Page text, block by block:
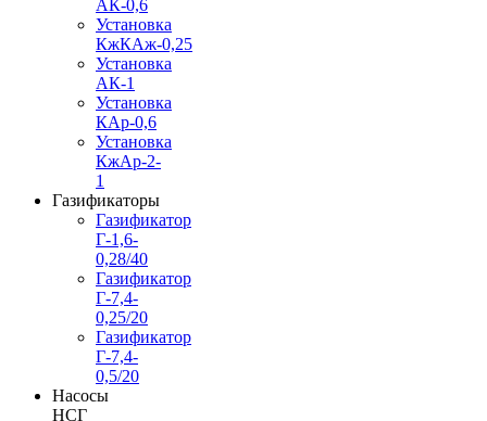
АК-0,6
Установка
КжКАж-0,25
Установка
АК-1
Установка
КАр-0,6
Установка
КжАр-2-
1
Газификаторы
Газификатор
Г-1,6-
0,28/40
Газификатор
Г-7,4-
0,25/20
Газификатор
Г-7,4-
0,5/20
Насосы
НСГ